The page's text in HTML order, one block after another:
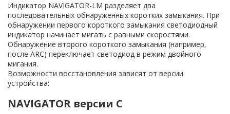
Индикатор NAVIGATOR-LM разделяет два
последовательных обнаруженных коротких замыкания. При
обнаружении первого короткого замыкания светодиодный
индикатор начинает мигать с равными скоростями.
Обнаружение второго короткого замыкания (например,
после ARC) переключает светодиод в режим двойного
мигания.
Возможности восстановления зависят от версии
устройства:
NAVIGATOR версии C